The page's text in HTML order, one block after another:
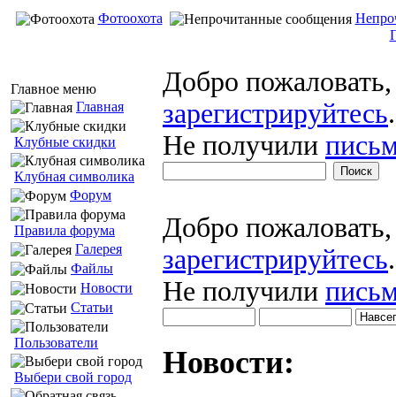
Фотоохота
Главное меню
Главная
Клубные скидки
Клубная символика
Форум
Правила форума
Галерея
Файлы
Новости
Статьи
Пользователи
Выбери свой город
Добро
зарегистрируйтесь.
Не получили
Добро
зарегистрируйтесь.
Не получили
Новости: